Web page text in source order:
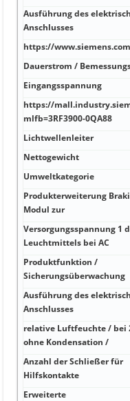
Ausführung des
Anschlusses
https://
Dauerstrom /
Eingangsspannung
https://
mlfb=3RF3900-0QA88
Lichtwellenleiter
Nettogewicht
Umweltkategorie
Produkterweiterung
Modul zur
Versorgungsspannung 1
Leuchtmittels bei AC
Produktfunktion /
Sicherungsüberwachung
Ausführung des
Anschlusses
relative Luftfeuchte / bei
ohne Kondensation /
Anzahl der Schließer für
Hilfskontakte
Erweiterte